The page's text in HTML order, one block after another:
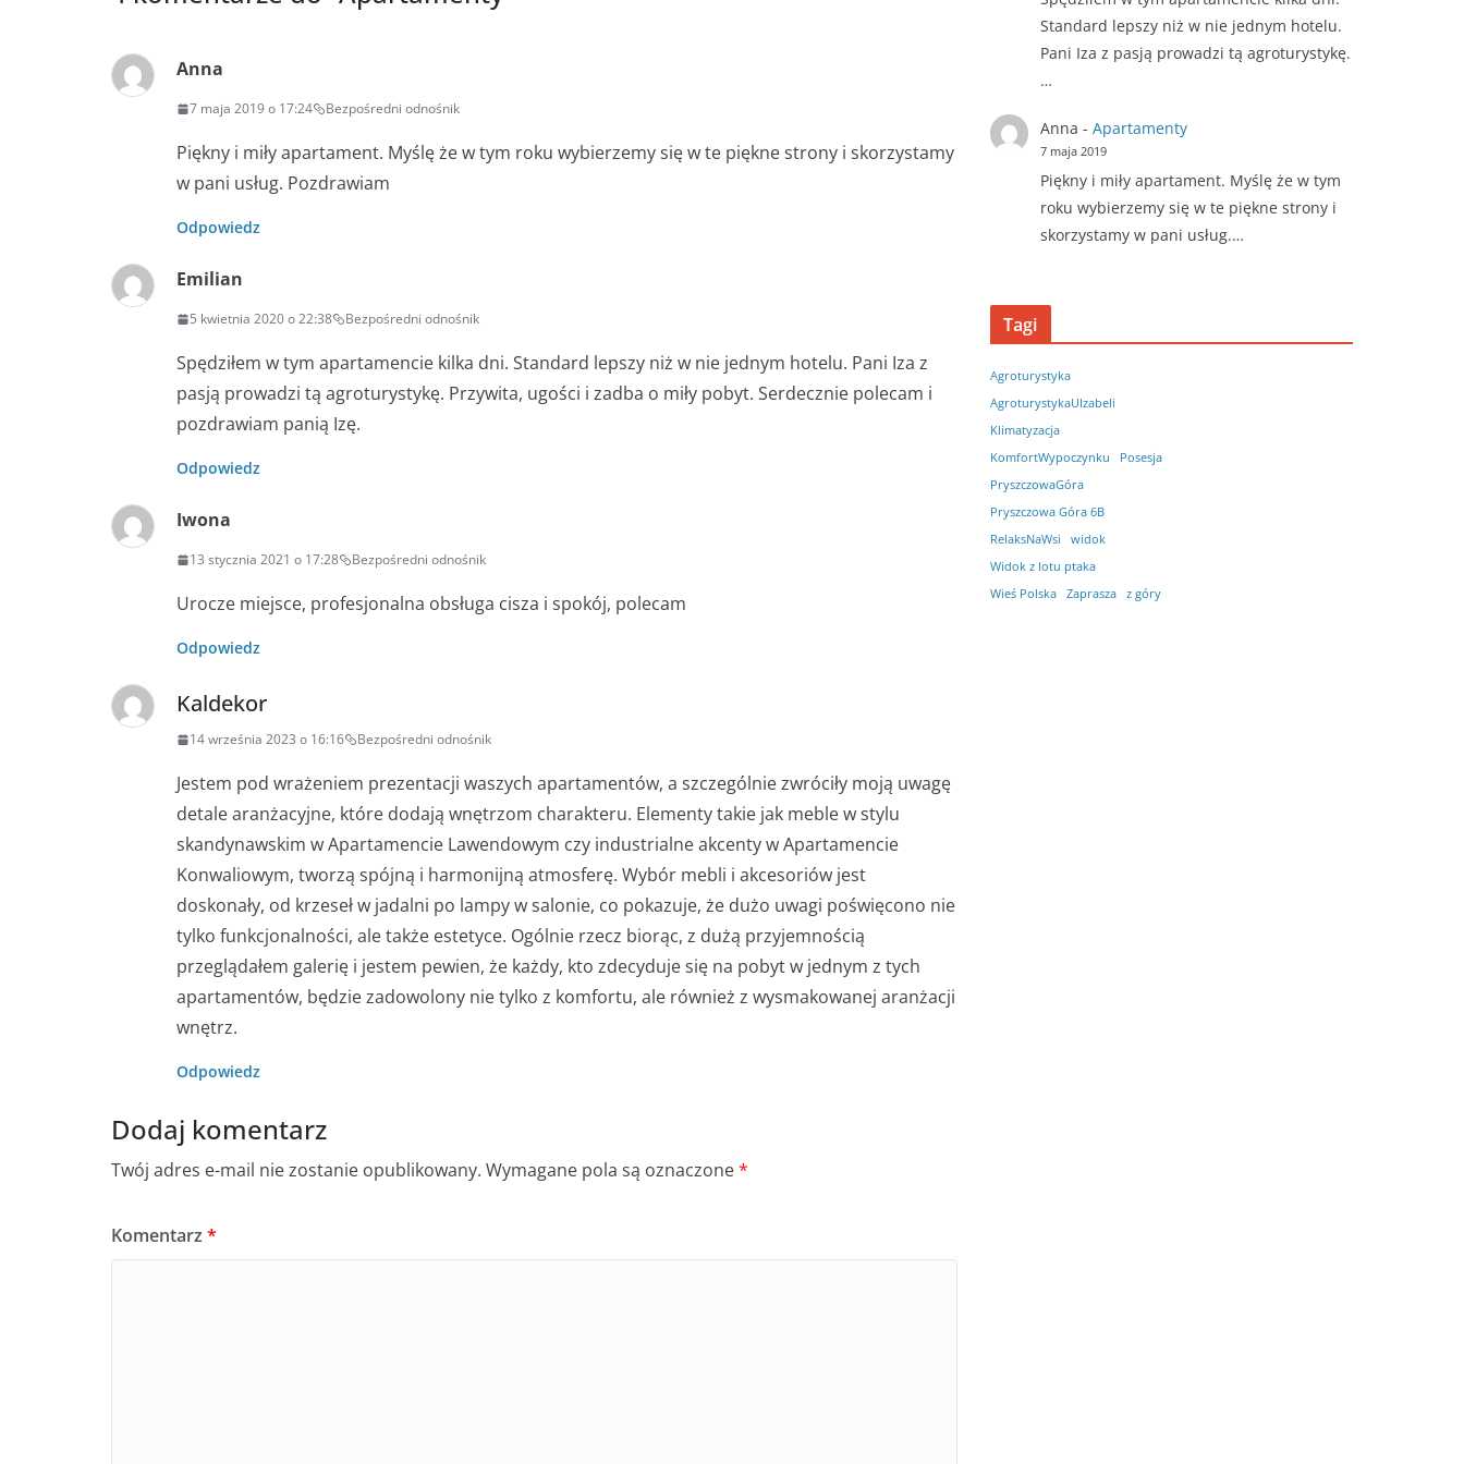
Anna
7 maja 2019 o 17:24 Bezpośredni odnośnik
Piękny i miły apartament. Myślę że w tym roku wybierzemy się w te piękne strony i skorzystamy
w pani usług. Pozdrawiam
Odpowiedz
Emilian
5 kwietnia 2020 o 22:38 Bezpośredni odnośnik
Spędziłem w tym apartamencie kilka dni. Standard lepszy niż w nie jednym hotelu. Pani Iza z
pasją prowadzi tą agroturystykę. Przywita, ugości i zadba o miły pobyt. Serdecznie polecam i
pozdrawiam panią Izę.
Odpowiedz
Iwona
13 stycznia 2021 o 17:28 Bezpośredni odnośnik
Urocze miejsce, profesjonalna obsługa cisza i spokój, polecam
Odpowiedz
Kaldekor
14 września 2023 o 16:16 Bezpośredni odnośnik
Jestem pod wrażeniem prezentacji waszych apartamentów, a szczególnie zwróciły moją uwagę
detale aranżacyjne, które dodają wnętrzom charakteru. Elementy takie jak meble w stylu
skandynawskim w Apartamencie Lawendowym czy industrialne akcenty w Apartamencie
Konwaliowym, tworzą spójną i harmonijną atmosferę. Wybór mebli i akcesoriów jest
doskonały, od krzeseł w jadalni po lampy w salonie, co pokazuje, że dużo uwagi poświęcono nie
tylko funkcjonalności, ale także estetyce. Ogólnie rzecz biorąc, z dużą przyjemnością
przeglądałem galerię i jestem pewien, że każdy, kto zdecyduje się na pobyt w jednym z tych
apartamentów, będzie zadowolony nie tylko z komfortu, ale również z wysmakowanej aranżacji
wnętrz.
Odpowiedz
Dodaj komentarz
Twój adres e-mail nie zostanie opublikowany. Wymagane pola są oznaczone*
Komentarz *
Standard lepszy niż w nie jednym hotelu.
Pani Iza z pasją prowadzi tą agroturystykę.
…
Anna - Apartamenty
7 maja 2019
Piękny i miły apartament. Myślę że w tym
roku wybierzemy się w te piękne strony i
skorzystamy w pani usług.…
Tagi
Agroturystyka
AgroturystykaUIzabeli
Klimatyzacja
KomfortWypoczynku
Posesja
PryszczowaGóra
Pryszczowa Góra 6B
RelaksNaWsi
widok
Widok z lotu ptaka
Wieś Polska
Zaprasza z góry